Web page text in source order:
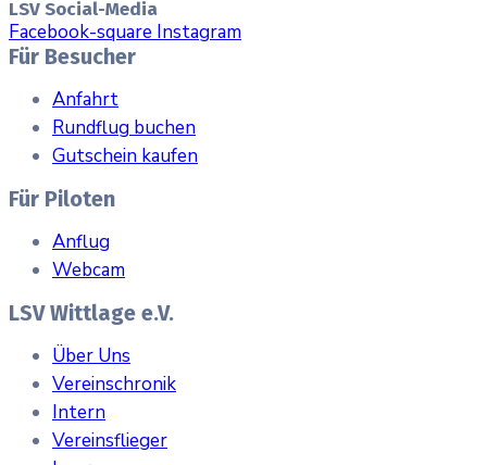
LSV Social-Media
Facebook-square Instagram
Für Besucher
Anfahrt
Rundflug buchen
Gutschein kaufen
Für Piloten
Anflug
Webcam
LSV Wittlage e.V.
Über Uns
Vereinschronik
Intern
Vereinsflieger